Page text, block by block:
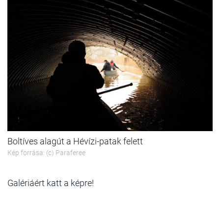
Boltíves alagút a Hévízi-patak felett
Kép forrása: (c) Paraferee
Galériáért katt a képre!